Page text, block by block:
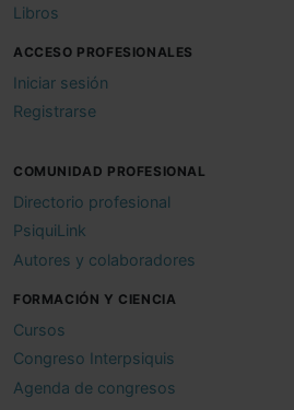
Libros
ACCESO PROFESIONALES
Iniciar sesión
Registrarse
COMUNIDAD PROFESIONAL
Directorio profesional
PsiquiLink
Autores y colaboradores
FORMACIÓN Y CIENCIA
Cursos
Congreso Interpsiquis
Agenda de congresos